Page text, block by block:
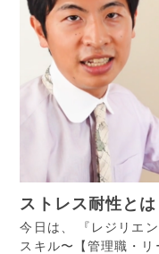
ストレス耐性と
今日は、 『レジリエ
スキル〜【管理職・